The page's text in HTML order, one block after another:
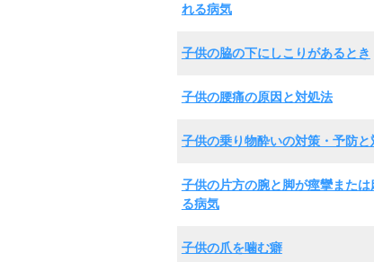
れる病気
子供の脇の下にしこりがあるとき
子供の腰痛の原因と対処法
子供の乗り物酔いの対策・予防と
子供の片方の腕と脚が痙攣または
る病気
子供の爪を噛む癖